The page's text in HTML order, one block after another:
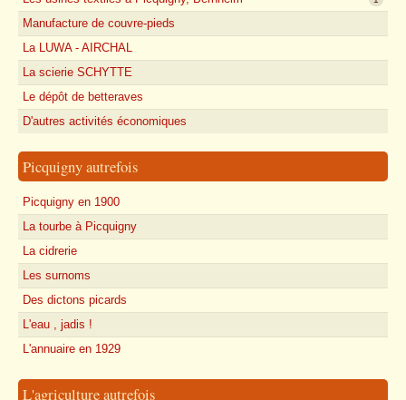
Manufacture de couvre-pieds
La LUWA - AIRCHAL
La scierie SCHYTTE
Le dépôt de betteraves
D'autres activités économiques
Picquigny autrefois
Picquigny en 1900
La tourbe à Picquigny
La cidrerie
Les surnoms
Des dictons picards
L'eau , jadis !
L'annuaire en 1929
L'agriculture autrefois